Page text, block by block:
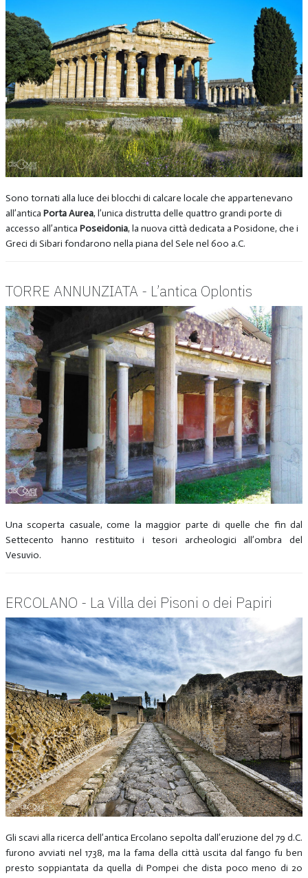
Sono tornati alla luce dei blocchi di calcare locale che appartenevano
all’antica Porta Aurea, l’unica distrutta delle quattro grandi porte di
accesso all’antica Poseidonia, la nuova città dedicata a Posidone, che i
Greci di Sibari fondarono nella piana del Sele nel 600 a.C.
TORRE ANNUNZIATA - L’antica Oplontis
Una scoperta casuale, come la maggior parte di quelle che fin dal
Settecento hanno restituito i tesori archeologici all’ombra del
Vesuvio.
ERCOLANO - La Villa dei Pisoni o dei Papiri
Gli scavi alla ricerca dell’antica Ercolano sepolta dall’eruzione del 79 d.C.
furono avviati nel 1738, ma la fama della città uscita dal fango fu ben
presto soppiantata da quella di Pompei che dista poco meno di 20